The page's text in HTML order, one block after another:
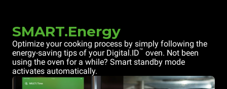
SMART.Energy
Optimize your cooking process by simply following the
energy-saving tips of your Digital.ID™ oven. Not been
using the oven for a while? Smart standby mode
activates automatically.